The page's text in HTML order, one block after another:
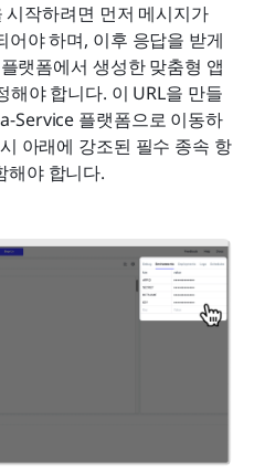
작하려면 먼저 메시지가
야 하며, 이후 응답을 받게
랫폼에서 생성한 맞춤형 앱
해야 합니다. 이 URL을 만들
Service 플랫폼으로 이동하
아래에 강조된 필수 종속 항
해야 합니다.